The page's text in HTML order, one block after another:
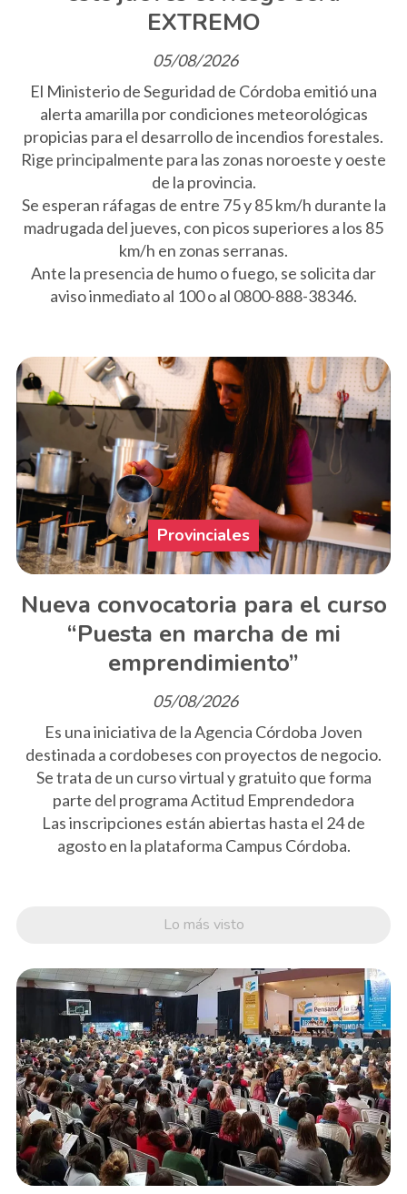
EXTREMO
05/08/2026
El Ministerio de Seguridad de Córdoba emitió una
alerta amarilla por condiciones meteorológicas
propicias para el desarrollo de incendios forestales.
Rige principalmente para las zonas noroeste y oeste
de la provincia.
Se esperan ráfagas de entre 75 y 85 km/h durante la
madrugada del jueves, con picos superiores a los 85
km/h en zonas serranas.
Ante la presencia de humo o fuego, se solicita dar
aviso inmediato al 100 o al 0800-888-38346.
Nueva convocatoria para el curso
“Puesta en marcha de mi
emprendimiento”
Provinciales
05/08/2026
Es una iniciativa de la Agencia Córdoba Joven
destinada a cordobeses con proyectos de negocio.
Se trata de un curso virtual y gratuito que forma
parte del programa Actitud Emprendedora
Las inscripciones están abiertas hasta el 24 de
agosto en la plataforma Campus Córdoba.
Lo más visto